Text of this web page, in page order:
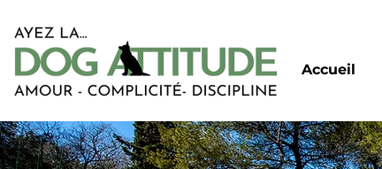
Accueil